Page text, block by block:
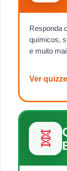
Responda
químicos,
e muito
Ver
🧬